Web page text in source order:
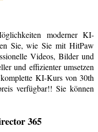
moderner KI-
Sie, wie Sie mit HitPaw
Videos, Bilder und
und effizienter umsetzen
KI-Kurs von 30th
verfügbar!! Sie können
365